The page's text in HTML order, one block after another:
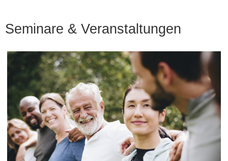
Seminare & Veranstaltungen